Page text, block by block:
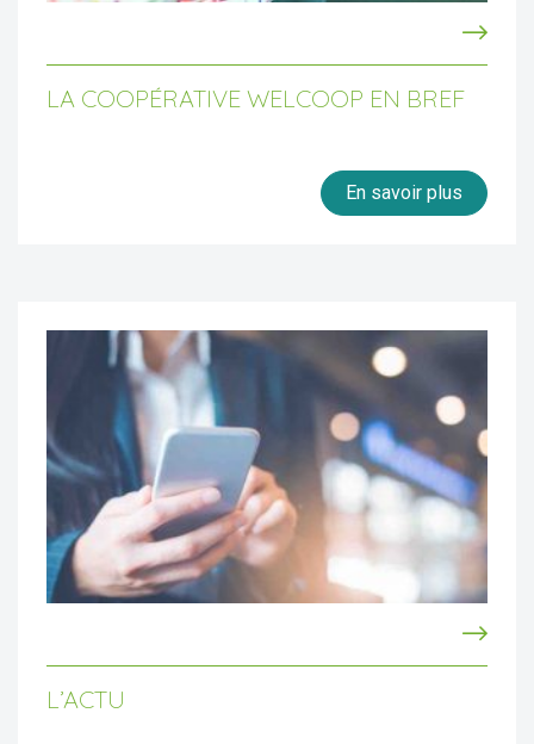
LA COOPÉRATIVE WELCOOP EN BREF
En savoir plus
L’ACTU